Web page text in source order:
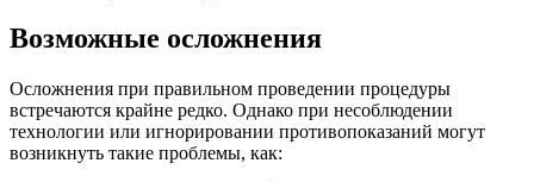
Возможные осложнения
Осложнения при правильном проведении процедуры
встречаются крайне редко. Однако при несоблюдении
технологии или игнорировании противопоказаний могут
возникнуть такие проблемы, как: